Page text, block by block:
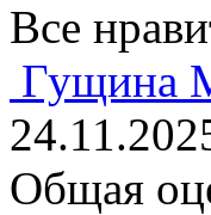
Все
Гущина
Общая